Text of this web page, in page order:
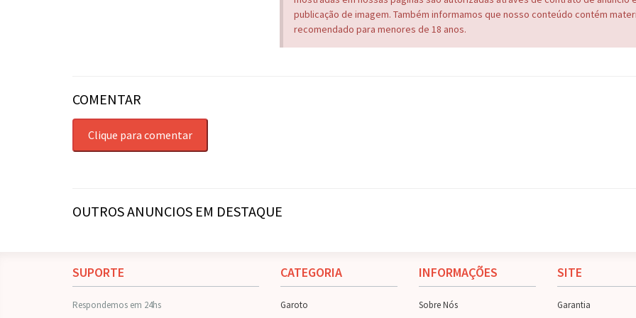
publicação de imagem. Também informamos que nosso conteúdo contém
recomendado para menores de 18 anos.
COMENTAR
Clique para comentar
OUTROS ANUNCIOS EM DESTAQUE
SUPORTE
Respondemos em 24hs
CATEGORIA
Garoto
INFORMAÇÕES
Sobre Nós
SITE
Garantia